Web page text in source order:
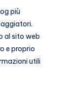
più
al sito web
e proprio
utili